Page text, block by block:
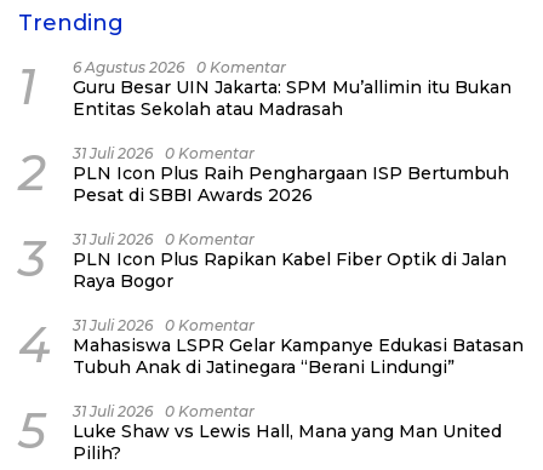
Trending
1 6 Agustus 2026 0 Komentar
Guru Besar UIN Jakarta: SPM Mu’allimin itu Bukan
Entitas Sekolah atau Madrasah
2 31 Juli 2026 0 Komentar
PLN Icon Plus Raih Penghargaan ISP Bertumbuh
Pesat di SBBI Awards 2026
3 31 Juli 2026 0 Komentar
PLN Icon Plus Rapikan Kabel Fiber Optik di Jalan
Raya Bogor
4 31 Juli 2026 0 Komentar
Mahasiswa LSPR Gelar Kampanye Edukasi Batasan
Tubuh Anak di Jatinegara “Berani Lindungi”
5 31 Juli 2026 0 Komentar
Luke Shaw vs Lewis Hall, Mana yang Man United
Pilih?